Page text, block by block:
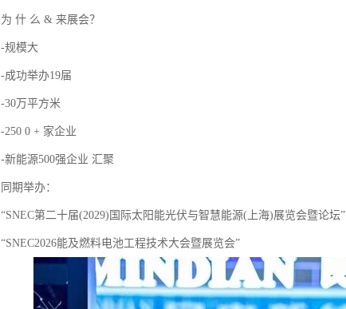
为 什 么 & 来展会？
-规模大
-成功举办19届
-30万平方米
-250 0 + 家企业
-新能源500强企业 汇聚
同期举办：
“SNEC第二十届(2029)国际太阳能光伏与智慧能源(上海)展览会暨论坛”
“SNEC2026能及燃料电池工程技术大会暨展览会”